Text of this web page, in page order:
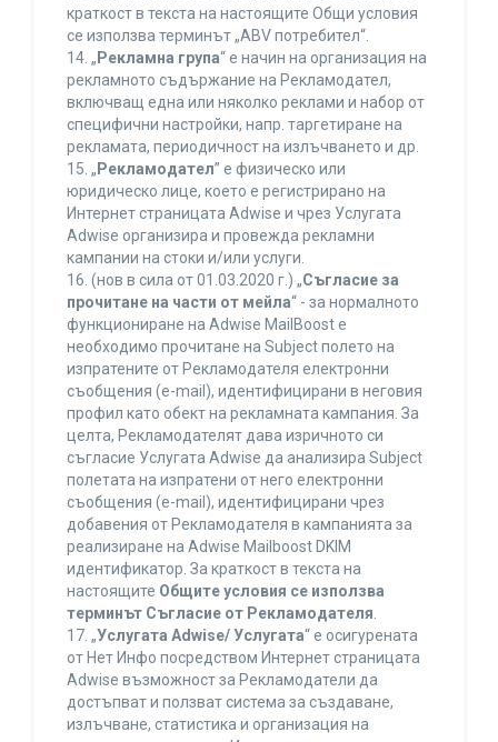
краткост в текста на настоящите Общи условия
се използва терминът „ABV потребител“.
14. „ Рекламна група“ е начин на организация на
рекламното съдържание на Рекламодател,
включващ една или няколко реклами и набор от
специфични настройки, напр. таргетиране на
рекламата, периодичност на излъчването и др.
15. „ Рекламодател” е физическо или
юридическо лице, което е регистрирано на
Интернет страницата Adwise и чрез Услугата
Adwise организира и провежда рекламни
кампании на стоки и/или услуги.
16. (нов в сила от 01.03.2020 г.) „Съгласие за
прочитане на части от мейла“ - за нормалното
функциониране на Adwise MailBoost е
необходимо прочитане на Subject полето на
изпратените от Рекламодателя електронни
съобщения (e-mail), идентифицирани в неговия
профил като обект на рекламната кампания. За
целта, Рекламодателят дава изричното си
съгласие Услугата Adwise да анализира Subject
полетата на изпратени от него електронни
съобщения (e-mail), идентифицирани чрез
добавения от Рекламодателя в кампанията за
реализиране на Adwise Mailboost DKIM
идентификатор. За краткост в текста на
настоящите Общите условия се използва
терминът Съгласие от Рекламодателя.
17. „Услугата Adwise/ Услугата“ е осигурената
от Нет Инфо посредством Интернет страницата
Adwise възможност за Рекламодатели да
достъпват и ползват система за създаване,
излъчване, статистика и организация на